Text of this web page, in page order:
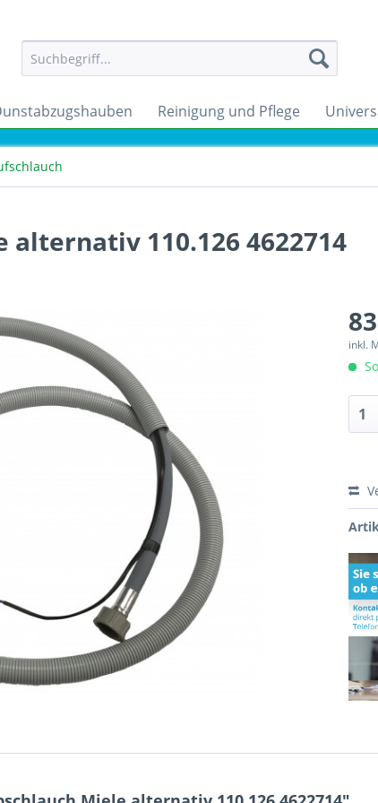
Reinigung und Pflege
110.126 4622714
inkl.